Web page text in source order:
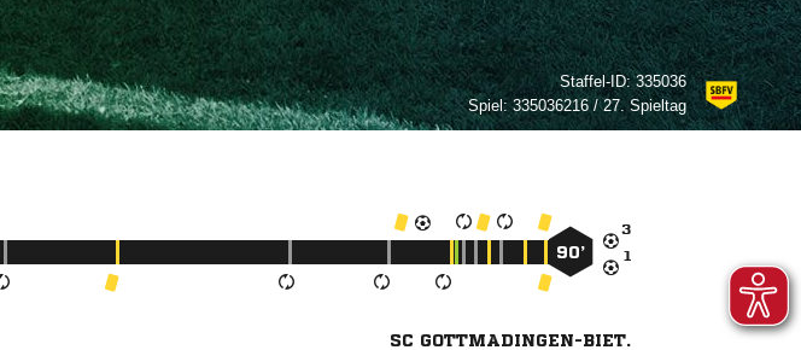
Staffel-ID:335036
Spiel:335036216 / 27. Spieltag


90’
SC GOTTMADINGEN-BIET.